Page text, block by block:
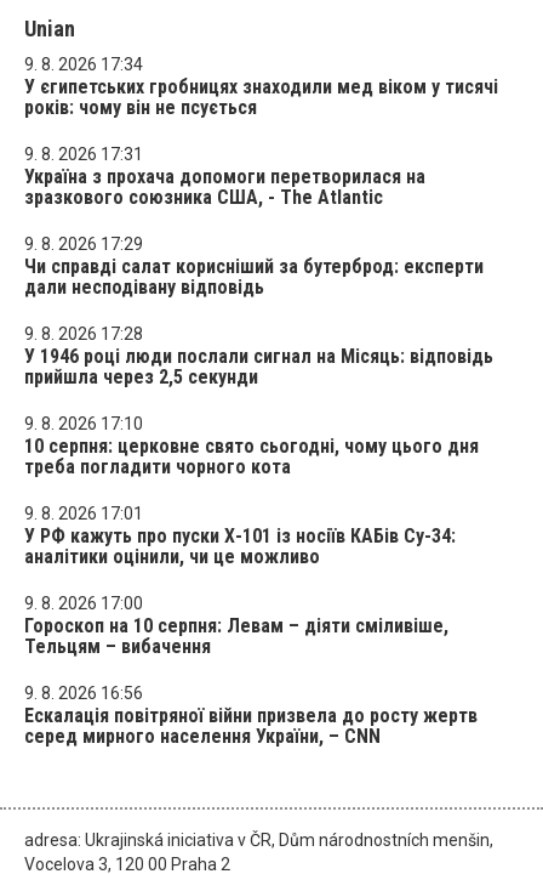
Unian
9. 8. 2026 17:34
У єгипетських гробницях знаходили мед віком у тисячі
років: чому він не псується
9. 8. 2026 17:31
Україна з прохача допомоги перетворилася на
зразкового союзника США, - The Atlantic
9. 8. 2026 17:29
Чи справді салат корисніший за бутерброд: експерти
дали несподівану відповідь
9. 8. 2026 17:28
У 1946 році люди послали сигнал на Місяць: відповідь
прийшла через 2,5 секунди
9. 8. 2026 17:10
10 серпня: церковне свято сьогодні, чому цього дня
треба погладити чорного кота
9. 8. 2026 17:01
У РФ кажуть про пуски Х-101 із носіїв КАБів Су-34:
аналітики оцінили, чи це можливо
9. 8. 2026 17:00
Гороскоп на 10 серпня: Левам – діяти сміливіше,
Тельцям – вибачення
9. 8. 2026 16:56
Ескалація повітряної війни призвела до росту жертв
серед мирного населення України, – CNN
adresa: Ukrajinská iniciativa v ČR, Dům národnostních menšin,
Vocelova 3, 120 00 Praha 2